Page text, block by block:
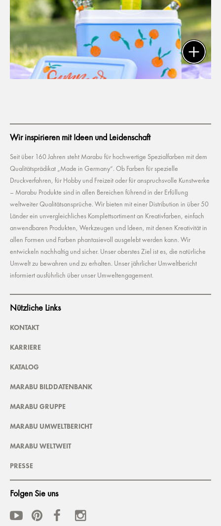
Wir inspirieren mit Ideen und Leidenschaft
Seit über 160 Jahren steht Marabu für hochwertige Spezialfarben mit dem
Qualitätsprädikat „Made in Germany“. Ob Farben für spezielle
Druckverfahren, für Hobby und Freizeit oder für anspruchsvolle Kunstwerke
– Marabu Produkte sind in allen Bereichen führend in der Erfüllung
weltweiter Qualitätsansprüche. Wir bieten mit einer Distribution in über 50
Länder ein unvergleichliches Komplettsortiment an Kreativfarben, einfach
anwendbaren Produkten, Werkzeugen und Ideen, mit denen Kreativität in
allen Formen und Farben phantasievoll ausgelebt werden kann. Wir
entwickeln nachhaltig und sicher. Unser oberstes Ziel ist es, die natürliche
Umwelt zu bewahren und zu erhalten. Unser jährlicher Umweltbericht
informiert ausführlich über unser Umweltengagement.
Nützliche Links
KONTAKT
KARRIERE
KATALOG
MARABU BILDDATENBANK
MARABU GRUPPE
MARABU UMWELTBERICHT
MARABU WELTWEIT
PRESSE
Folgen Sie uns